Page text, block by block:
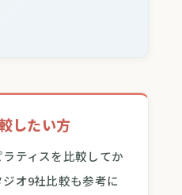
したい方
ティスを比較してか
オ9社比較も参考に